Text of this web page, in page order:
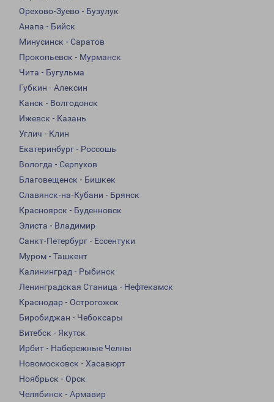
Орехово-Зуево - Бузулук
Анапа - Бийск
Минусинск - Саратов
Прокопьевск - Мурманск
Чита - Бугульма
Губкин - Алексин
Канск - Волгодонск
Ижевск - Казань
Углич - Клин
Екатеринбург - Россошь
Вологда - Серпухов
Благовещенск - Бишкек
Славянск-на-Кубани - Брянск
Красноярск - Буденновск
Элиста - Владимир
Санкт-Петербург - Ессентуки
Муром - Ташкент
Калининград - Рыбинск
Ленинградская Станица - Нефтекамск
Краснодар - Острогожск
Биробиджан - Чебоксары
Витебск - Якутск
Ирбит - Набережные Челны
Новомосковск - Хасавюрт
Ноябрьск - Орск
Челябинск - Армавир